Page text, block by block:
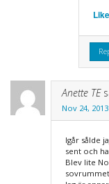
Anette TE
Nov 24,
Igår sålde
sent och
Blev lite